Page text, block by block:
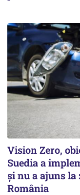
Vision Zero,
Suedia a
şi nu a ajuns la
România